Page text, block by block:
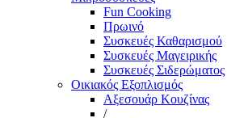
Fun Cooking
Πρωινό
Συσκευές Καθαρισμού
Συσκευές Μαγειρικής
Συσκευές Σιδερώματος
Οικιακός Εξοπλισμός
Αξεσουάρ Κουζίνας
/